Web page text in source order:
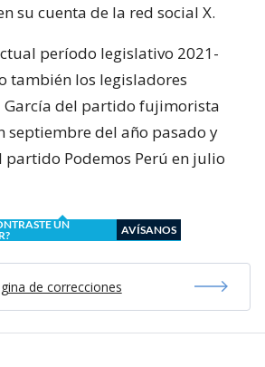
su cuenta de la red social X.
período legislativo 2021-
también los legisladores
García del partido fujimorista
septiembre del año pasado y
partido Podemos Perú en julio
UN
AVÍSANOS
de correcciones